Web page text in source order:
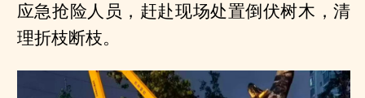
应急抢险人员，赶赴现场处置倒伏树木，清
理折枝断枝。